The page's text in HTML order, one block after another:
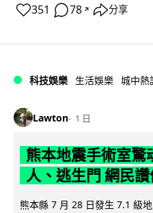
351 78 ↗ 分享
科技娛樂 生活娛樂 城中熱
Lawton 1 日
熊本地震手術室驚
人、逃生門 網民
熊本縣 7 月 28 日發生 7.1 級